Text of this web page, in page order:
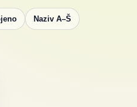
Naziv A–Š